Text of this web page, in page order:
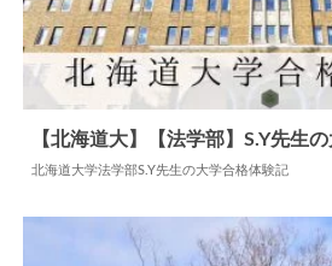
【北海道大】【法学部】S.Y先生
北海道大学法学部S.Y先生の大学合格体験記